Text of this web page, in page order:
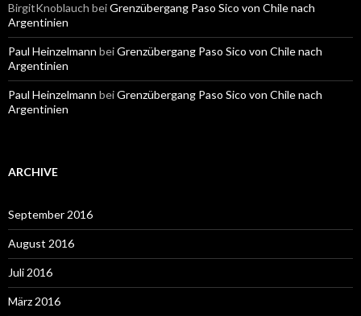
BirgitKnoblauch beiGrenzübergang Paso Sico von Chile nach
Argentinien
Paul Heinzelmann beiGrenzübergang Paso Sico von Chile nach
Argentinien
Paul Heinzelmann beiGrenzübergang Paso Sico von Chile nach
Argentinien
ARCHIVE
September 2016
August 2016
Juli 2016
März 2016